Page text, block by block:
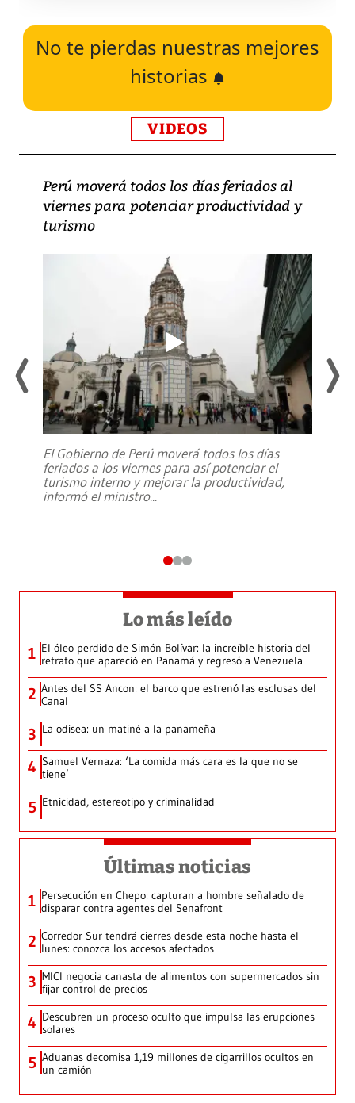
No te pierdas nuestras mejores
historias
VIDEOS
Perú moverá todos los días feriados al
viernes para potenciar productividad y
turismo
El Gobierno de Perú moverá todos los días
feriados a los viernes para así potenciar el
turismo interno y mejorar la productividad,
informó el ministro...
Lo más leído
1 El óleo perdido de Simón Bolívar: la increíble historia del
retrato que apareció en Panamá y regresó a Venezuela
2 Antes del SS Ancon: el barco que estrenó las esclusas del
Canal
3 La odisea: un matiné a la panameña
4 Samuel Vernaza: ‘La comida más cara es la que no se
tiene’
5 Etnicidad, estereotipo y criminalidad
Últimas noticias
1 Persecución en Chepo: capturan a hombre señalado de
disparar contra agentes del Senafront
2 Corredor Sur tendrá cierres desde esta noche hasta el
lunes: conozca los accesos afectados
3 MICI negocia canasta de alimentos con supermercados sin
fijar control de precios
4 Descubren un proceso oculto que impulsa las erupciones
solares
5 Aduanas decomisa 1,19 millones de cigarrillos ocultos en
un camión